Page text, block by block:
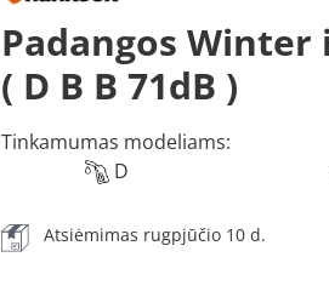
Padangos Winter
( D B B 71dB )
Tinkamumas modeliams:
D
Atsiėmimas rugpjūčio 10 d.